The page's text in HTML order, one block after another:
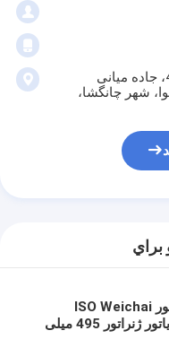
2332 مجتمع تجاری کایبین، شماره 419، جاده میانی
شهر چانگشا،
براي
رادیاتور ژنراتور ISO Weichai
K4100 , رادیاتور ژنراتور 495 میلی